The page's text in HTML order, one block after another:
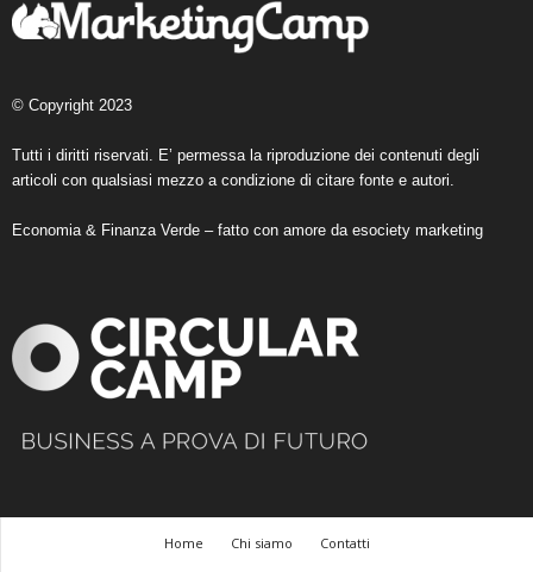
© Copyright 2023
Tutti i diritti riservati. E’ permessa la riproduzione dei contenuti degli
articoli con qualsiasi mezzo a condizione di citare fonte e autori.
Economia & Finanza Verde – fatto con amore da esociety marketing
Home Chi siamo
Contatti